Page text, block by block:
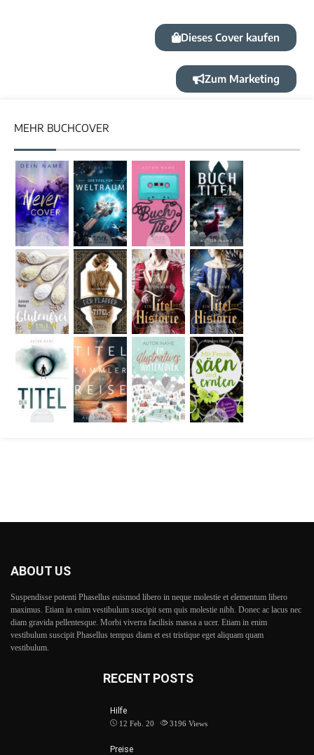
Dieses Cover kaufen
Zum Marketing
MEHR BUCHCOVER
ABOUT US
Suspendisse potenti Phasellus euismod libero in neque molestie et elementum libero
maximus. Etiam in enim vestibulum suscipit sem quis molestie nibh. Donec ac lacus nec
diam gravida pellentesque. Morbi viverra facilisis massa a ucer. Etiam in enim
vestibulum suscipit Phasellus tempus diam et est tristique eget aliquam quam
vestibulum.
RECENT POSTS
Hilfe
12 Feb. 20 3196 Views
Preise